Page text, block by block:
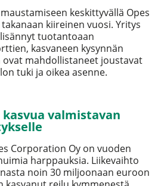
keskittyvällä Opes
kiireinen vuosi. Yritys
tuotantoaan
kasvaneen kysynnän
ovat mahdollistaneet joustavat
tuki ja oikea asenne.
valmistavan
Corporation Oy on vuoden
harppauksia. Liikevaihto
noin 30 miljoonaan euroon